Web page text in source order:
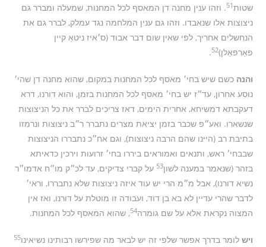
שטות51. וזהו ענין מחנה דן המאסף לכל המחנות, שמעלה ומברר גם
ניצוצות אלו שנאבדו. וזהו גם ענין המלחמה נגד עמלק, לברר גם את
הנחשלים אחריך, לפי שאין שום דבר אבוד (ס׳איז ניטאָ קיין
פאַרפאַלן)52
.
והנהכשם שיש בחי׳ מאסף לכל המחנות במקום, שהוא מחנה דן שהי׳
נוסע אחרון, עד״ז יש בחי׳ מאסף לכל המחנות בזמן, והוא דורנו, דרא
דעקבתא דמשיחא, אחרית הימים, דאז צריכים לברר את כל הניצוצות
שנשארו. ואע״פ שכבר בזמן יציאת מצרים נתברר ר״ב ניצוצות ונרמזו
בתיבת רב (היינו שהם הרבה ניצוצות), וגם אח״כ נתבררו הניצוצות
שבבחי׳ ראש, ותנאים ואמוראים ביררו בחי׳ זרועות וירכין כדאיתא
בזהר (שנאמר במענה לשון53 על קברי צדיקים, עד לכ״ק מו״ח אדמו״ר
נשיא דורנו), אבל מ״מ הרי יש עוד איזה ניצוצות שלא נתבררו, וראי׳
לדבר שהרי עדיין לא בא בן דוד, ועבודה זו מוטלת על דורנו, ואז אין
המצוה נקראת אלא על שם גומרה54, שהוא המאסף לכל המחנות.
וישלומר בדרך אפשר שלפי זה יש לבאר מה שפירשו רבותינו נשיאינו55